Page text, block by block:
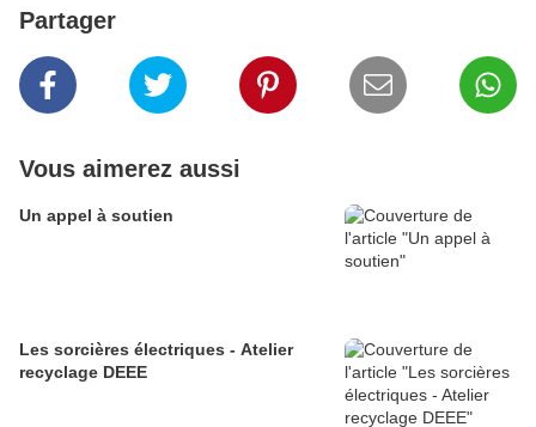
Partager
Vous aimerez aussi
Un appel à soutien
Les sorcières électriques - Atelier
recyclage DEEE